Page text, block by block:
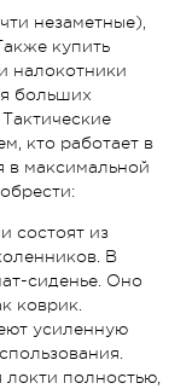
незаметные),
купить
налокотники
больших
кто работает в
в максимальной
состоят из
В
сиденье. Оно
коврик.
усиленную
локти полностью,